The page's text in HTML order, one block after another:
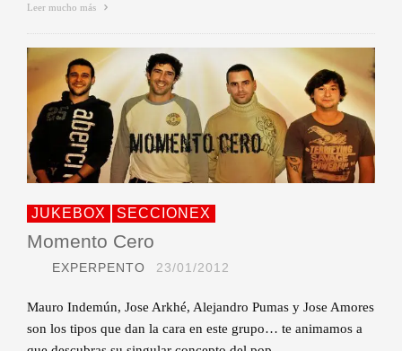
Leer mucho más
JUKEBOX SECCIONEX
Momento Cero
EXPERPENTO 23/01/2012
Mauro Indemún, Jose Arkhé, Alejandro Pumas y Jose Amores
son los tipos que dan la cara en este grupo… te animamos a